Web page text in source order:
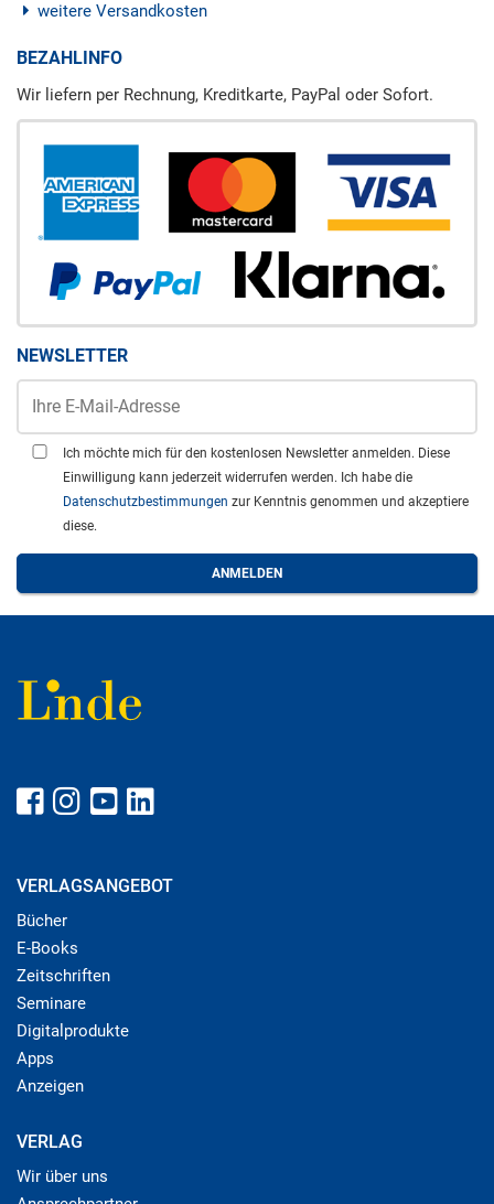
weitere Versandkosten
BEZAHLINFO
Wir liefern per Rechnung, Kreditkarte, PayPal oder Sofort.
NEWSLETTER
Ich möchte mich für den kostenlosen Newsletter anmelden. Diese
Einwilligung kann jederzeit widerrufen werden. Ich habe die
Datenschutzbestimmungen zur Kenntnis genommen und akzeptiere
diese.
VERLAGSANGEBOT
Bücher
E-Books
Zeitschriften
Seminare
Digitalprodukte
Apps
Anzeigen
VERLAG
Wir über uns